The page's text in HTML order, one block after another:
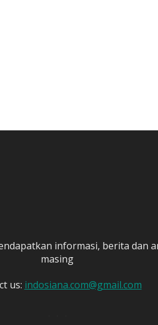
informasi, berita dan
masing
us: indosiana.com@gmail.com